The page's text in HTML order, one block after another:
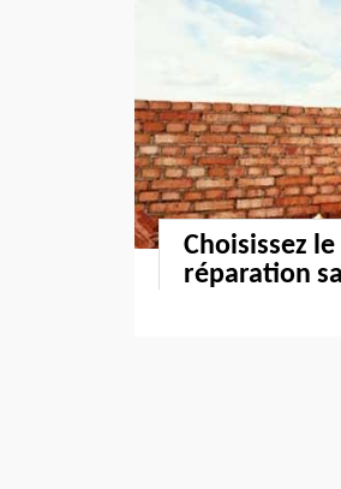
Choisissez
réparation